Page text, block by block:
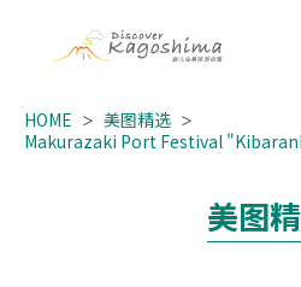
HOME
美图精选
Makurazaki Port Festival
美图